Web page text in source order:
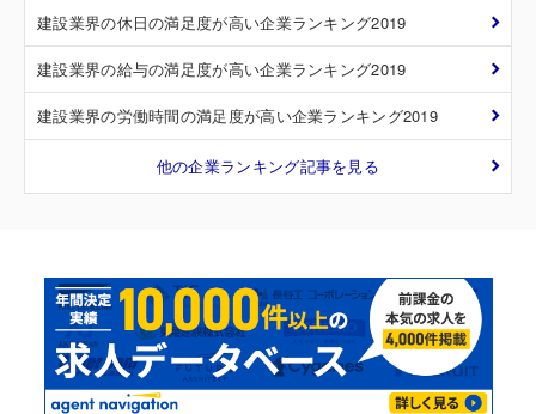
建設業界の休日の満足度が高い企業ランキング2019
建設業界の給与の満足度が高い企業ランキング2019
建設業界の労働時間の満足度が高い企業ランキング2019
他の企業ランキング記事を見る